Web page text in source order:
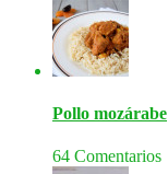
Pollo mozárabe
64 Comentarios